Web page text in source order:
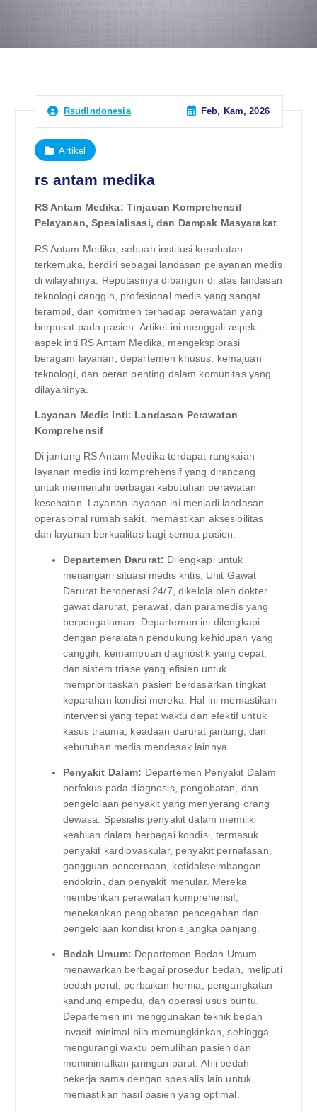
RsudIndonesia Feb, Kam, 2026
Artikel
rs antam medika
RS Antam Medika: Tinjauan Komprehensif
Pelayanan, Spesialisasi, dan Dampak Masyarakat
RS Antam Medika, sebuah institusi kesehatan
terkemuka, berdiri sebagai landasan pelayanan medis
di wilayahnya. Reputasinya dibangun di atas landasan
teknologi canggih, profesional medis yang sangat
terampil, dan komitmen terhadap perawatan yang
berpusat pada pasien. Artikel ini menggali aspek-
aspek inti RS Antam Medika, mengeksplorasi
beragam layanan, departemen khusus, kemajuan
teknologi, dan peran penting dalam komunitas yang
dilayaninya.
Layanan Medis Inti: Landasan Perawatan
Komprehensif
Di jantung RS Antam Medika terdapat rangkaian
layanan medis inti komprehensif yang dirancang
untuk memenuhi berbagai kebutuhan perawatan
kesehatan. Layanan-layanan ini menjadi landasan
operasional rumah sakit, memastikan aksesibilitas
dan layanan berkualitas bagi semua pasien.
Departemen Darurat: Dilengkapi untuk
menangani situasi medis kritis, Unit Gawat
Darurat beroperasi 24/7, dikelola oleh dokter
gawat darurat, perawat, dan paramedis yang
berpengalaman. Departemen ini dilengkapi
dengan peralatan pendukung kehidupan yang
canggih, kemampuan diagnostik yang cepat,
dan sistem triase yang efisien untuk
memprioritaskan pasien berdasarkan tingkat
keparahan kondisi mereka. Hal ini memastikan
intervensi yang tepat waktu dan efektif untuk
kasus trauma, keadaan darurat jantung, dan
kebutuhan medis mendesak lainnya.
Penyakit Dalam: Departemen Penyakit Dalam
berfokus pada diagnosis, pengobatan, dan
pengelolaan penyakit yang menyerang orang
dewasa. Spesialis penyakit dalam memiliki
keahlian dalam berbagai kondisi, termasuk
penyakit kardiovaskular, penyakit pernafasan,
gangguan pencernaan, ketidakseimbangan
endokrin, dan penyakit menular. Mereka
memberikan perawatan komprehensif,
menekankan pengobatan pencegahan dan
pengelolaan kondisi kronis jangka panjang.
Bedah Umum: Departemen Bedah Umum
menawarkan berbagai prosedur bedah, meliputi
bedah perut, perbaikan hernia, pengangkatan
kandung empedu, dan operasi usus buntu.
Departemen ini menggunakan teknik bedah
invasif minimal bila memungkinkan, sehingga
mengurangi waktu pemulihan pasien dan
meminimalkan jaringan parut. Ahli bedah
bekerja sama dengan spesialis lain untuk
memastikan hasil pasien yang optimal.